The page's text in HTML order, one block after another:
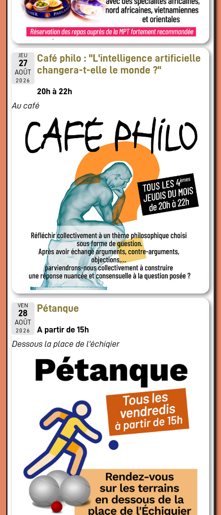
JEU
27
AOÛT
2026
Café philo : "L'intelligence artificielle
changera-t-elle le monde ?"
20h à 22h
Au café
VEN
28
AOÛT
2026
Pétanque
A partir de 15h
Dessous la place de l'échiqier